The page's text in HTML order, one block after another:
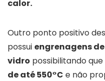
calor.
Outro ponto positivo
possui engrenagens
vidro possibilitando
de até 550°C e não